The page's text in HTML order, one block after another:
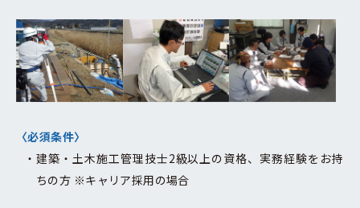
〈必須条件〉
建築・土木施工管理技士2級以上の資格、実務経験をお持
ちの方 ※キャリア採用の場合